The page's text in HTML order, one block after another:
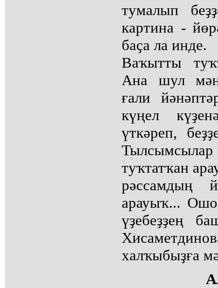
тумалып
картина -
баҫа ла инде.
Ваҡытты
Ана шул
ғали
күңел
үткәреп,
туҡтатҡан
рәссамдың
арауыҡ...
үҙебеҙҙең
халҡыбыҙға